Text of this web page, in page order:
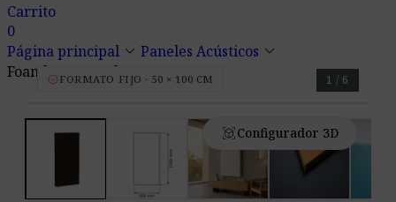
Carrito
0
Página principal keyboard_arrow_down Paneles Acústicos keyboard_arrow_down
Foamly Rectangle
verified FORMATO FIJO · 50 × 100 CM
view_in_arConfigurador 3D
1 / 6